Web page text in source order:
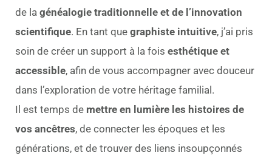
de la généalogie traditionnelle et de l’innovation
scientifique. En tant que graphiste intuitive, j’ai pris
soin de créer un support à la fois esthétique et
accessible, afin de vous accompagner avec douceur
dans l’exploration de votre héritage familial.
Il est temps de mettre en lumière les histoires de
vos ancêtres, de connecter les époques et les
générations, et de trouver des liens insoupçonnés